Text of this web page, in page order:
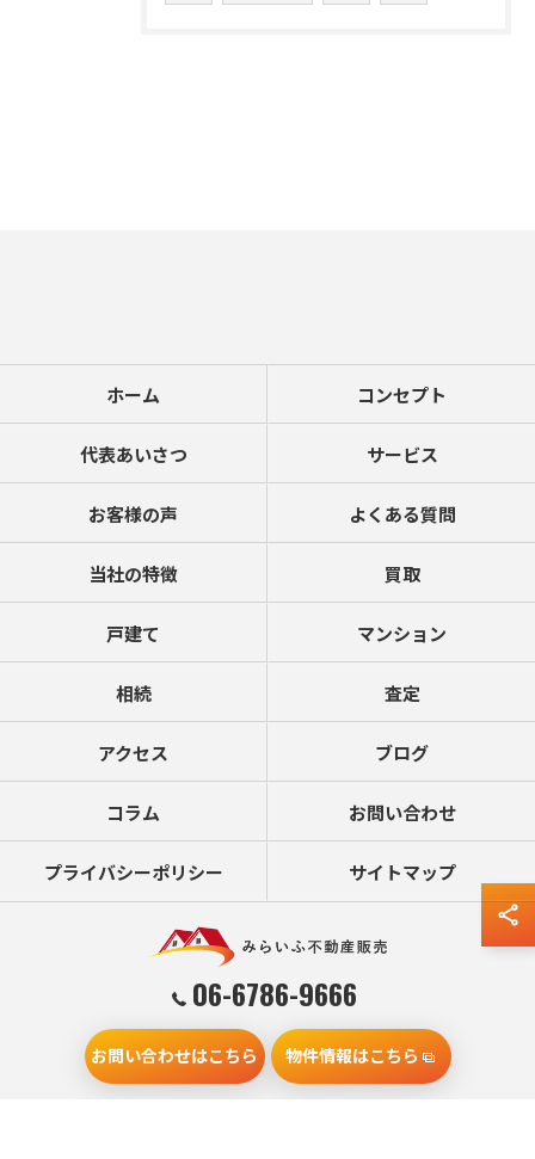
06-6786-9666
お問い合わせはこちら 物件情報はこちら
ホーム コンセプト
代表あいさつ サービス
お客様の声 よくある質問
当社の特徴 買取
戸建て マンション
相続 査定
アクセス ブログ
コラム お問い合わせ
プライバシーポリシー サイトマップ
© 2026 大阪の不動産売却ならみらいふ不動産販売 ALL RIGHTS RESERVED.